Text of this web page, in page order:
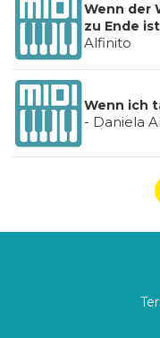
Wenn der
zu Ende ist
Alfinito
Wenn ich
- Daniela